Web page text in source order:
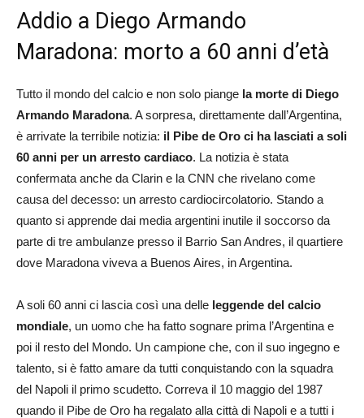
Addio a Diego Armando
Maradona: morto a 60 anni d’età
Tutto il mondo del calcio e non solo piange la morte di Diego
Armando Maradona. A sorpresa, direttamente dall’Argentina,
è arrivate la terribile notizia: il Pibe de Oro ci ha lasciati a soli
60 anni per un arresto cardiaco. La notizia è stata
confermata anche da Clarin e la CNN che rivelano come
causa del decesso: un arresto cardiocircolatorio. Stando a
quanto si apprende dai media argentini inutile il soccorso da
parte di tre ambulanze presso il Barrio San Andres, il quartiere
dove Maradona viveva a Buenos Aires, in Argentina.
A soli 60 anni ci lascia così una delle leggende del calcio
mondiale, un uomo che ha fatto sognare prima l’Argentina e
poi il resto del Mondo. Un campione che, con il suo ingegno e
talento, si è fatto amare da tutti conquistando con la squadra
del Napoli il primo scudetto. Correva il 10 maggio del 1987
quando il Pibe de Oro ha regalato alla città di Napoli e a tutti i